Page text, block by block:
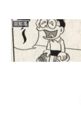
豆知識